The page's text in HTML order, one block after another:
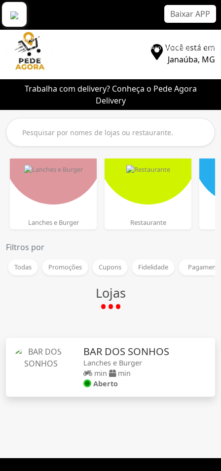
Pede Agora Delivery
Pede Agora | Aplicativo Delivery Sem Comissão | Melhor App de Entrega | Lanche |
Pizza | Sorvete | Bebidas
Baixar APP
Você está em
Janaúba, MG
Trabalha com delivery? Conheça o Pede Agora
Delivery
Lanches e Burger Restaurante
Filtros por
Todas Promoções Cupons Fidelidade
Lojas
BAR DOS SONHOS
Lanches e Burger
min
min
Aberto